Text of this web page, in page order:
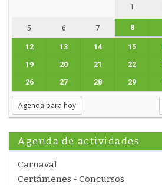
1
5 6 7 8
12 13 14 15
19 20 21 22
26 27 28 29
Agenda para hoy
Agenda de actividades
Carnaval
Certámenes - Concursos